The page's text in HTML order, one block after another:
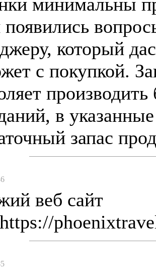
который
с покупкой.
в
запас
веб сайт